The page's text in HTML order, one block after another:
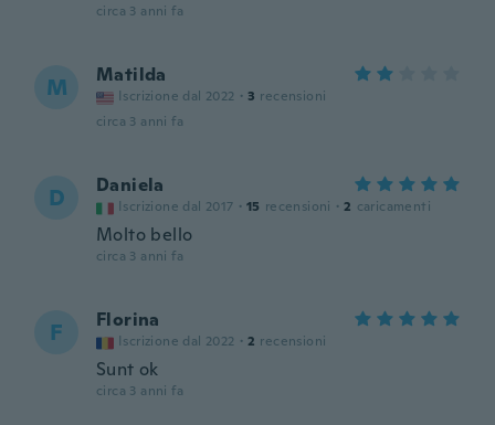
circa 3 anni fa
M Matilda
Iscrizione dal 2022 · 3 recensioni
circa 3 anni fa
D Daniela
Iscrizione dal 2017 · 15 recensioni · 2 caricamenti
Molto bello
circa 3 anni fa
F Florina
Iscrizione dal 2022 · 2 recensioni
Sunt ok
circa 3 anni fa